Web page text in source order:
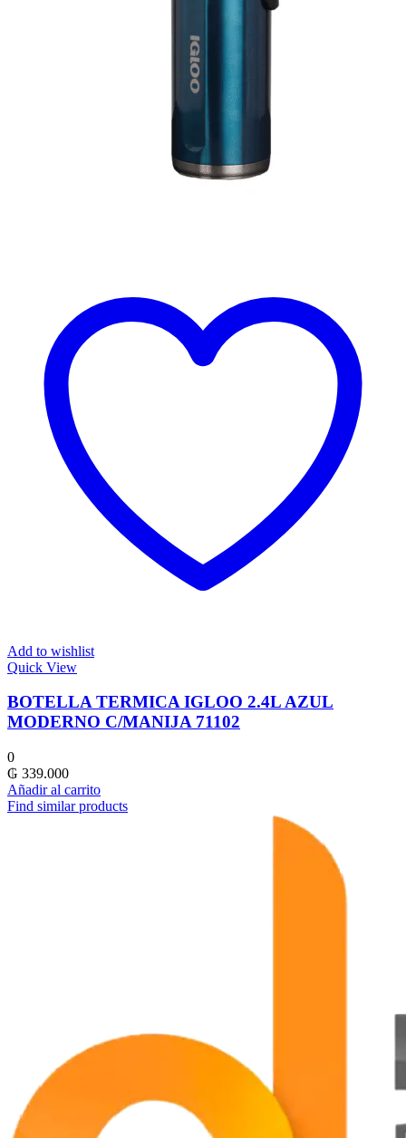
Add to wishlist
Quick View
BOTELLA TERMICA IGLOO 2.4L AZUL
MODERNO C/MANIJA 71102
0
₲ 339.000
Añadir al carrito
Find similar products